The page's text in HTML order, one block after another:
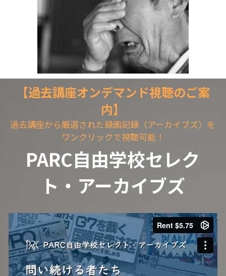
【過去講座オンデマンド視聴のご案
内】
過去講座から厳選された録画記録（アーカイブズ）を
ワンクリックで視聴可能！
PARC自由学校セレク
ト・アーカイブズ